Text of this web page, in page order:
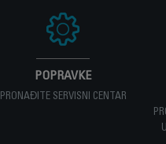
POPRAVKE
PRONAĐITE SERVISNI CENTAR